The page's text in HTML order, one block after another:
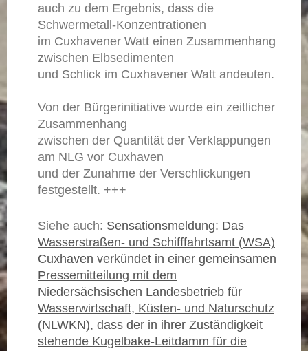
auch zu dem Ergebnis, dass die
Schwermetall-Konzentrationen
im Cuxhavener Watt einen Zusammenhang
zwischen Elbsedimenten
und Schlick im Cuxhavener Watt andeuten.
Von der Bürgerinitiative wurde ein zeitlicher
Zusammenhang
zwischen der Quantität der Verklappungen
am NLG vor Cuxhaven
und der Zunahme der Verschlickungen
festgestellt. +++
Siehe auch: Sensationsmeldung: Das
Wasserstraßen- und Schifffahrtsamt (WSA)
Cuxhaven verkündet in einer gemeinsamen
Pressemitteilung mit dem
Niedersächsischen Landesbetrieb für
Wasserwirtschaft, Küsten- und Naturschutz
(NLWKN), dass der in ihrer Zuständigkeit
stehende Kugelbake-Leitdamm für die